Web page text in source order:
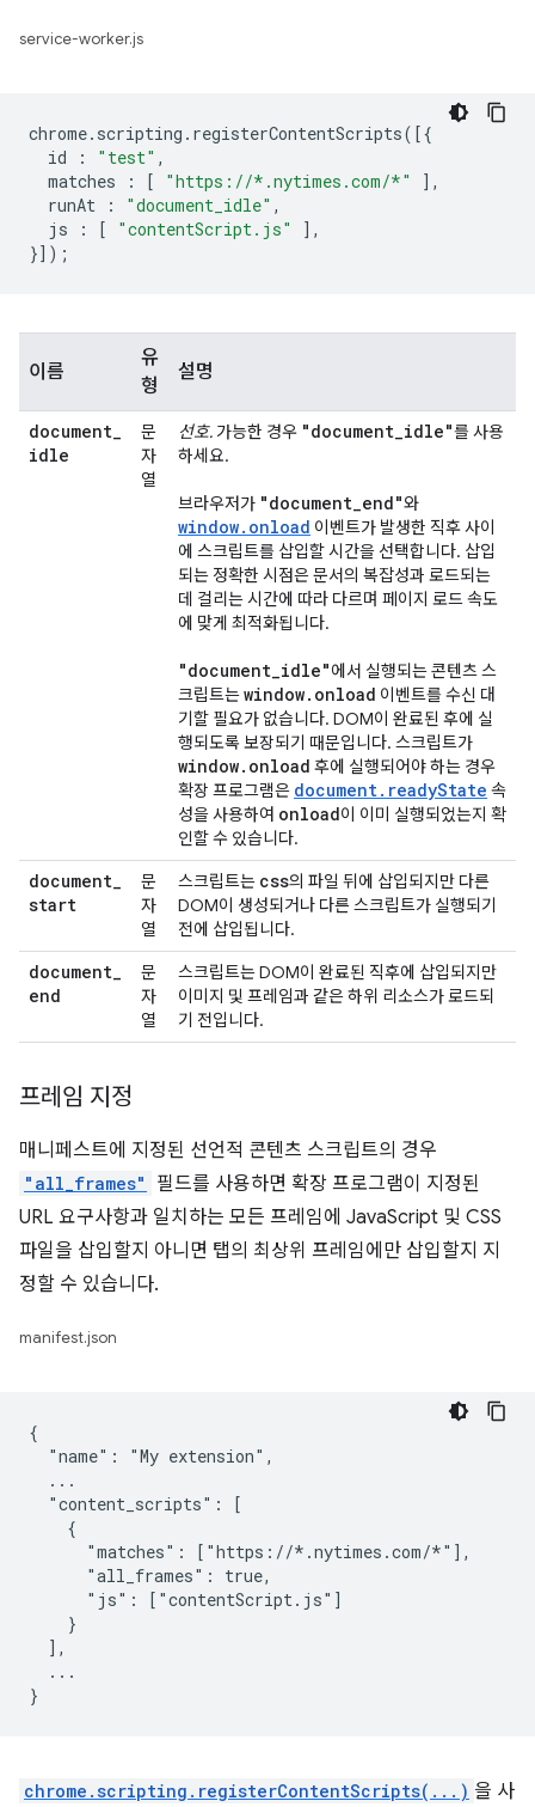
service-worker.js
chrome. scripting . registerContentScripts([{
id
: "test" ,
matches
: [ "https://*.nytimes.com/*"
],
runAt
: "document_idle" ,
js
: [ "contentScript.js"
],
}]);
이름
유
형
설명
document_
idle
문
자
열
선호. 가능한 경우 "document_idle"를 사용
하세요.
브라우저가 "document_end"와
window.onload 이벤트가 발생한 직후 사이
에 스크립트를 삽입할 시간을 선택합니다. 삽입
되는 정확한 시점은 문서의 복잡성과 로드되는
데 걸리는 시간에 따라 다르며 페이지 로드 속도
에 맞게 최적화됩니다.
"document_idle"에서 실행되는 콘텐츠 스
크립트는window. onload 이벤트를 수신 대
기할 필요가 없습니다. DOM이 완료된 후에 실
행되도록 보장되기 때문입니다. 스크립트가
window. onload 후에 실행되어야 하는 경우
확장 프로그램은 document.readyState 속
성을 사용하여 onload이 이미 실행되었는지 확
인할 수 있습니다.
document_
start
문
자
열
스크립트는 css의 파일 뒤에 삽입되지만 다른
DOM이 생성되거나 다른 스크립트가 실행되기
전에 삽입됩니다.
document_
end
문
자
열
스크립트는 DOM이 완료된 직후에 삽입되지만
이미지 및 프레임과 같은 하위 리소스가 로드되
기 전입니다.
프레임 지정
매니페스트에 지정된 선언적 콘텐츠 스크립트의 경우
"all_frames"
필드를 사용하면 확장 프로그램이 지정된
URL 요구사항과 일치하는 모든 프레임에 JavaScript 및 CSS
파일을 삽입할지 아니면 탭의 최상위 프레임에만 삽입할지 지
정할 수 있습니다.
manifest.json
{
  "name": "My extension",
  ...
  "content_scripts": [
    {
      "matches": ["https://*.nytimes.com/*"],
      "all_frames": true,
      "js": ["contentScript.js"]
    }
  ],
  ...
chrome.scripting.registerContentScripts(...) 을 사